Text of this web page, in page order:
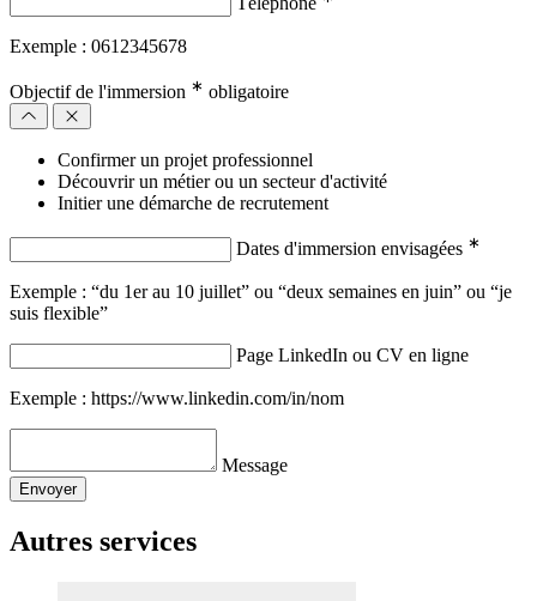
Exemple : 0612345678
Objectif de l'immersion ∗ obligatoire
Confirmer un projet professionnel
Découvrir un métier ou un secteur d'activité
Initier une démarche de recrutement
Dates d'immersion envisagées ∗
Exemple : “du 1er au 10 juillet” ou “deux semaines en juin” ou “je
suis flexible”
Page LinkedIn ou CV en ligne
Exemple : https://www.linkedin.com/in/nom
Message
Envoyer
Autres services